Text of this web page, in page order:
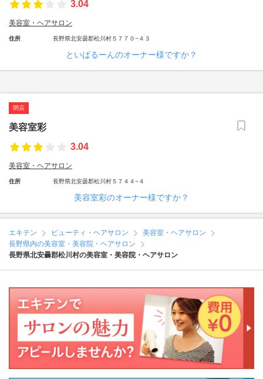
3.04
美容室・ヘアサロン
住所 長野県北安曇郡松川村５７７０−４３
といばるーんのオーナー様ですか？
閉店
美容室彩
3.04
美容室・ヘアサロン
住所 長野県北安曇郡松川村５７４４−４
美容室彩のオーナー様ですか？
エキテン ビューティ・ヘアサロン
美容室・ヘアサロン
長野県内の美容室・美容院・ヘアサロン
長野県北安曇郡松川村の美容室・美容院・ヘアサロン